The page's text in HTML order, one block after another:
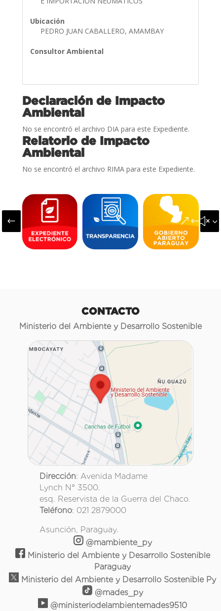
Ubicación
PEDRO JUAN CABALLERO, AMAMBAY
Consultor Ambiental
Declaración de Impacto
Ambiental
No se encontró el archivo DIA para este Expediente.
Relatorio de Impacto
Ambiental
No se encontró el archivo RIMA para este Expediente.
#
CONTACTO
Ministerio del Ambiente y Desarrollo Sostenible
Dirección: Avenida Madame
Lynch N° 3500.
esq. Reservista de la Guerra del Chaco.
Teléfono: 021 2879000
Asunción, Paraguay.
@mambiente_py
Ministerio del Ambiente y Desarrollo Sostenible
Paraguay
Ministerio del Ambiente y Desarrollo Sostenible Py
@mades_py
@ministeriodelambientemades9510